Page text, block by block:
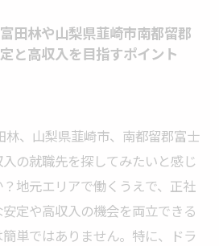
田林や山梨県韮崎市南都留郡
と高収入を目指すポイント
林、山梨県韮崎市、南都留郡富士
の就職先を探してみたいと感じ
地元エリアで働くうえで、正社
定や高収入の機会を両立できる
単ではありません。特に、ドラ